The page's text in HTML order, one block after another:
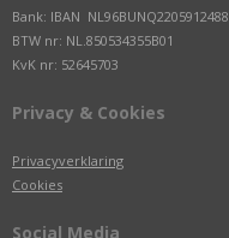
Bank: IBAN NL96BUNQ2205912488
BTW nr: NL.850534355B01
KvK nr: 52645703
Privacy & Cookies
Privacyverklaring
Cookies
Social Media